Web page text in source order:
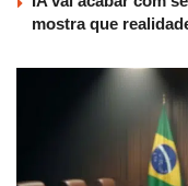
mostra que